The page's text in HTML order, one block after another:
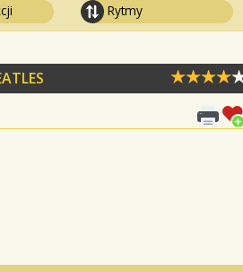
Rytmy